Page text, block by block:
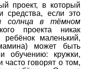
проект, в который
средства, если это
солнца в тёмном
проекта никак
ребёнок маленький,
может быть
обучению: кружки,
говорят о том,